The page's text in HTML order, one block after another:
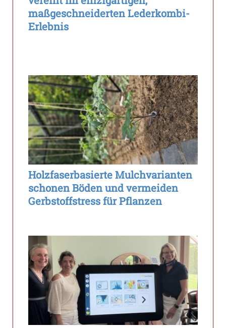
maßgeschneiderten Lederkombi-
Erlebnis
Holzfaserbasierte Mulchvarianten
schonen Böden und vermeiden
Gerbstoffstress für Pflanzen